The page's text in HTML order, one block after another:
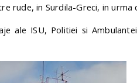
rude, in Surdila-Greci, in urma
ale ISU, Politiei si